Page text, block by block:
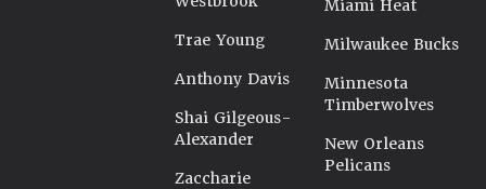
Trae Young
Anthony Davis
Shai Gilgeous-
Alexander
Zaccharie
Miami Heat
Milwaukee Bucks
Minnesota
Timberwolves
New Orleans
Pelicans